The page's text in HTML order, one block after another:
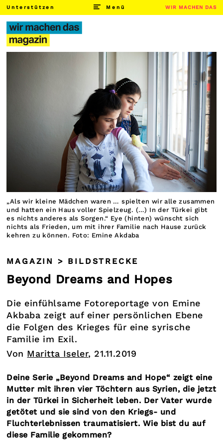
Unterstützen Menü WIR MACHEN DAS
„Als wir kleine Mädchen waren … spielten wir alle zusammen
und hatten ein Haus voller Spielzeug. (…) In der Türkei gibt
es nichts anderes als Sorgen.“ Eye (hinten) wünscht sich
nichts als Frieden, um mit ihrer Familie nach Hause zurück
kehren zu können. Foto: Emine Akdaba
MAGAZIN > BILDSTRECKE
Beyond Dreams and Hopes
Die einfühlsame Fotoreportage von Emine
Akbaba zeigt auf einer persönlichen Ebene
die Folgen des Krieges für eine syrische
Familie im Exil.
Von Maritta Iseler, 21.11.2019
Deine Serie „Beyond Dreams and Hope“ zeigt eine
Mutter mit ihren vier Töchtern aus Syrien, die jetzt
in der Türkei in Sicherheit leben. Der Vater wurde
getötet und sie sind von den Kriegs- und
Fluchterlebnissen traumatisiert. Wie bist du auf
diese Familie gekommen?